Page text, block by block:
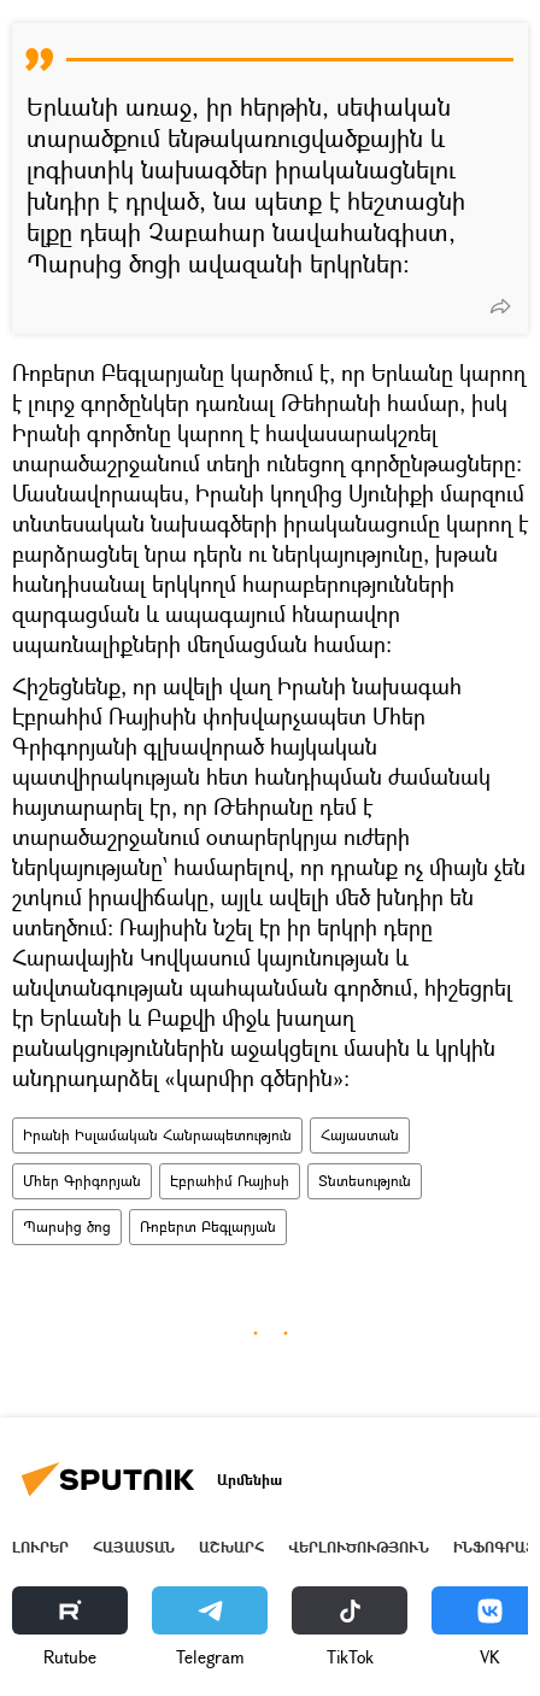
Երևանի առաջ, իր հերթին, սեփական
տարածքում ենթակառուցվածքային և
լոգիստիկ նախագծեր իրականացնելու
խնդիր է դրված, նա պետք է հեշտացնի
ելքը դեպի Չաբահար նավահանգիստ,
Պարսից ծոցի ավազանի երկրներ:
Ռոբերտ Բեգլարյանը կարծում է, որ Երևանը կարող
է լուրջ գործընկեր դառնալ Թեհրանի համար, իսկ
Իրանի գործոնը կարող է հավասարակշռել
տարածաշրջանում տեղի ունեցող գործընթացները:
Մասնավորապես, Իրանի կողմից Սյունիքի մարզում
տնտեսական նախագծերի իրականացումը կարող է
բարձրացնել նրա դերն ու ներկայությունը, խթան
հանդիսանալ երկկողմ հարաբերությունների
զարգացման և ապագայում հնարավոր
սպառնալիքների մեղմացման համար:
Հիշեցնենք, որ ավելի վաղ Իրանի նախագահ
Էբրահիմ Ռայիսին փոխվարչապետ Մհեր
Գրիգորյանի գլխավորած հայկական
պատվիրակության հետ հանդիպման ժամանակ
հայտարարել էր, որ Թեհրանը դեմ է
տարածաշրջանում օտարերկրյա ուժերի
ներկայությանը՝ համարելով, որ դրանք ոչ միայն չեն
շտկում իրավիճակը, այլև ավելի մեծ խնդիր են
ստեղծում: Ռայիսին նշել էր իր երկրի դերը
Հարավային Կովկասում կայունության և
անվտանգության պահպանման գործում, հիշեցրել
էր Երևանի և Բաքվի միջև խաղաղ
բանակցություններին աջակցելու մասին և կրկին
անդրադարձել «կարմիր գծերին»:
Իրանի Իսլամական Հանրապետություն Հայաստան
Մհեր Գրիգորյան Էբրահիմ Ռայիսի Տնտեսություն
Պարսից ծոց Ռոբերտ Բեգլարյան
Արմենիա
ԼՈՒՐԵՐ ՀԱՅԱՍՏԱՆ ԱՇԽԱՐՀ ՎԵՐԼՈՒԾՈՒԹՅՈՒՆ
Rutube Telegram ТikТоk VK